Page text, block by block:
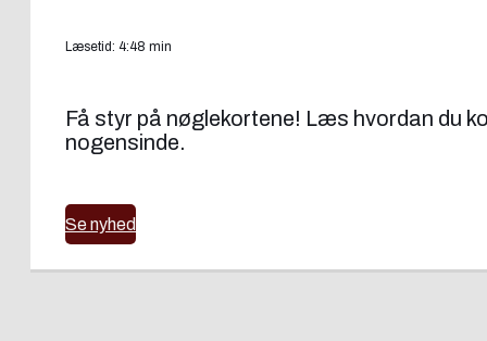
Læsetid: 4:48 min
Få styr på nøglekortene! Læs hvordan du
nogensinde.
Se nyhed